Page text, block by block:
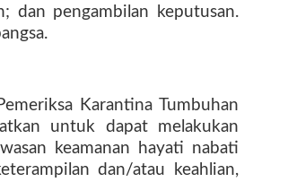
dan pengambilan keputusan.
Karantina Tumbuhan
untuk dapat melakukan
keamanan hayati nabati
dan/atau keahlian,